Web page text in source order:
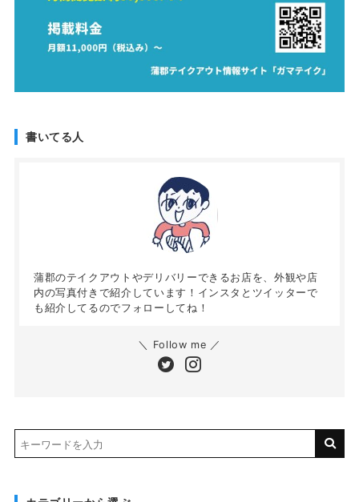
書いてる人
蒲郡のテイクアウトやデリバリーできるお店を、外観や店
内の写真付きで紹介しています！インスタとツイッターで
も紹介してるのでフォローしてね！
＼ Follow me ／